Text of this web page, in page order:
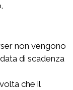
non vengono
di scadenza
che il